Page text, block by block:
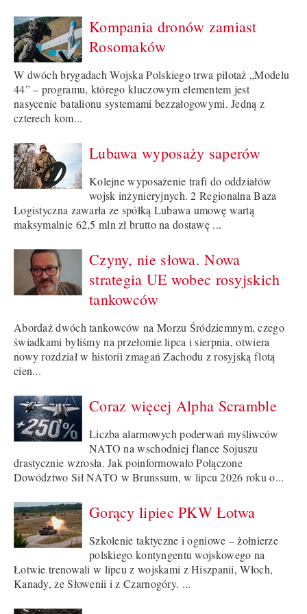
Kompania dronów zamiast
Rosomaków
W dwóch brygadach Wojska Polskiego trwa pilotaż „Modelu
44” – programu, którego kluczowym elementem jest
nasycenie batalionu systemami bezzałogowymi. Jedną z
czterech kom...
Lubawa wyposaży saperów
Kolejne wyposażenie trafi do oddziałów
wojsk inżynieryjnych. 2 Regionalna Baza
Logistyczna zawarła ze spółką Lubawa umowę wartą
maksymalnie 62,5 mln zł brutto na dostawę ...
Czyny, nie słowa. Nowa
strategia UE wobec rosyjskich
tankowców
Abordaż dwóch tankowców na Morzu Śródziemnym, czego
świadkami byliśmy na przełomie lipca i sierpnia, otwiera
nowy rozdział w historii zmagań Zachodu z rosyjską flotą
cien...
Coraz więcej Alpha Scramble
Liczba alarmowych poderwań myśliwców
NATO na wschodniej flance Sojuszu
drastycznie wzrosła. Jak poinformowało Połączone
Dowództwo Sił NATO w Brunssum, w lipcu 2026 roku o...
Gorący lipiec PKW Łotwa
Szkolenie taktyczne i ogniowe – żołnierze
polskiego kontyngentu wojskowego na
Łotwie trenowali w lipcu z wojskami z Hiszpanii, Włoch,
Kanady, ze Słowenii i z Czarnogóry. ...